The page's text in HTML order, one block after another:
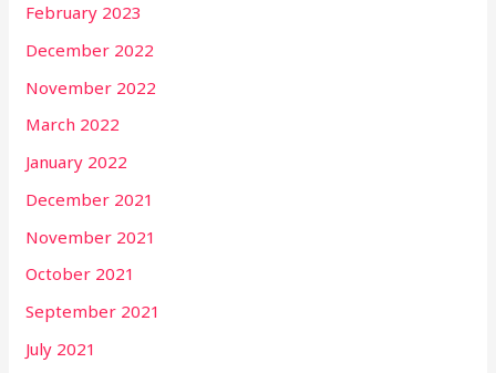
February 2023
December 2022
November 2022
March 2022
January 2022
December 2021
November 2021
October 2021
September 2021
July 2021